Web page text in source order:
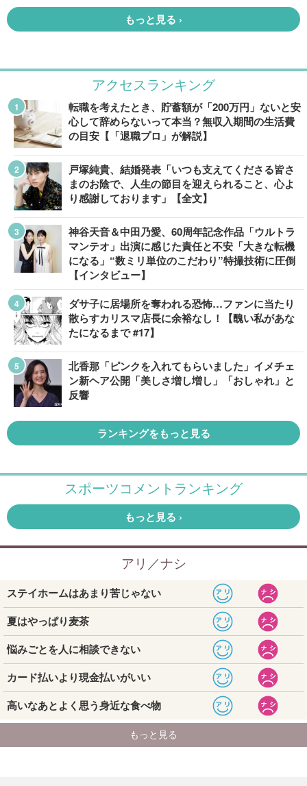
アクセスランキング
転職を考えたとき、貯蓄額が「200万円」ないと安
心して辞めらないって本当？無収入期間の生活費
の目安【「退職プロ」が解説】
戸塚純貴、結婚発表「いつも支えてくださる皆さ
まのお陰で、人生の節目を迎えられること、心よ
り感謝しております」【全文】
神谷天音＆中田乃愛、60周年記念作品「ウルトラ
マンテオ」出演に感じた責任と不安「大きな転機
になる」“数ミリ単位のこだわり”特撮技術に圧倒
【インタビュー】
ダサ子に居場所を奪われる恐怖…ファンに当たり
散らすカリスマ店長に余裕なし！【醜い私があな
たになるまで #17】
北香那「ピンクを入れてもらいました」イメチェ
ン新ヘア公開「美しさ増し増し」「おしゃれ」と
反響
ランキングをもっと見る